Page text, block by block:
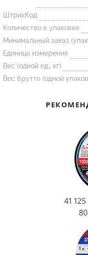
Трубка
Стержень
Пробка
Подставка
Лодочка
Контакт
Огнеупорная
ШтрихКод
Количество в упаковке
Минимальный заказ
Единица измерения
Вес (одной ед., кг)
Вес брутто (одной
41